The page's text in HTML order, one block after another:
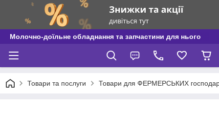
Молочно-доїльне обладнання та запчастини для нього
Товари та послуги Товари для ФЕРМЕРСЬКИХ